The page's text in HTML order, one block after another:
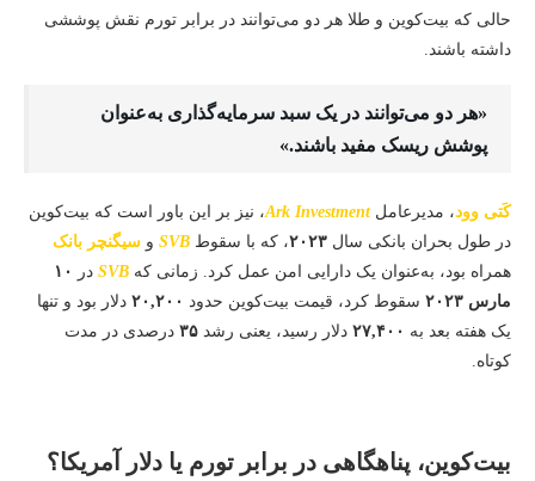
حالی که بیت‌کوین و طلا هر دو می‌توانند در برابر تورم نقش پوششی
داشته باشند.
«هر دو می‌توانند در یک سبد سرمایه‌گذاری به‌عنوان
پوشش ریسک مفید باشند.»
کَتی وود، مدیرعاملArk Investment، نیز بر این باور است که بیت‌کوین
در طول بحران بانکی سال ۲۰۲۳، که با سقوط SVB و سیگنچر بانک
همراه بود، به‌عنوان یک دارایی امن عمل کرد. زمانی که SVB در
۱۰
مارس ۲۰۲۳
سقوط کرد، قیمت بیت‌کوین حدود ۲۰,۲۰۰ دلار بود و تنها
یک هفته بعد به ۲۷,۴۰۰ دلار رسید، یعنی رشد ۳۵ درصدی در مدت
کوتاه.
بیت‌کوین، پناهگاهی در برابر تورم یا دلار آمریکا؟